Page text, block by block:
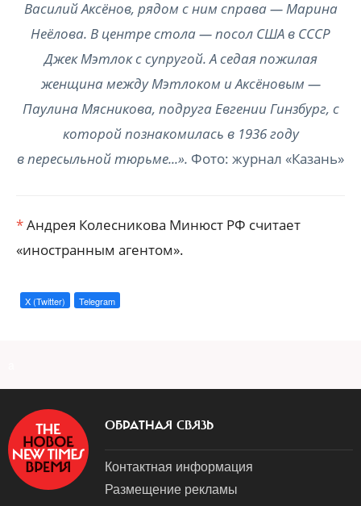
Василий Аксёнов, рядом с ним справа — Марина
Неёлова. В центре стола — посол США в СССР
Джек Мэтлок с супругой. А седая пожилая
женщина между Мэтлоком и Аксёновым —
Паулина Мясникова, по­друга Евгении Гинзбург, с
которой познакомилась в 1936 году
в пересыльной тюрьме...». Фото: журнал «Казань»
*Андрея Колесникова Минюст РФ считает
«иностранным агентом».
X (Twitter) Telegram
ОБРАТНАЯ СВЯЗЬ
Контактная информация
Размещение рекламы